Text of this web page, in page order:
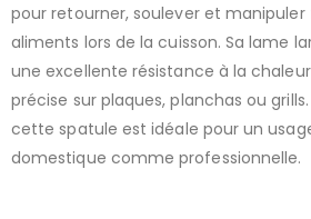
pour retourner, soulever et
aliments lors de la cuisson. Sa lame
une excellente résistance à la
précise sur plaques, planchas ou
cette spatule est idéale pour un
domestique comme professionnelle.